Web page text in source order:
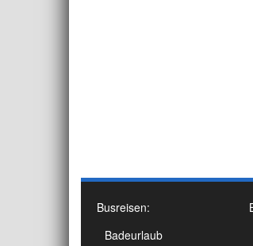
Busreisen:
Badeurlaub